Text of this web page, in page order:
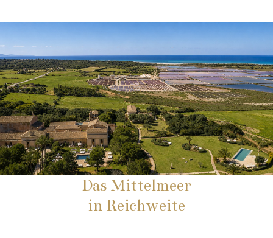
Das Mittelmeer
in Reichweite